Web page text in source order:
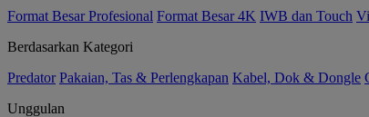
Format Besar Profesional Format Besar 4K IWB dan Touch
Berdasarkan Kategori
Predator Pakaian, Tas & Perlengkapan Kabel, Dok & Dongle
Unggulan